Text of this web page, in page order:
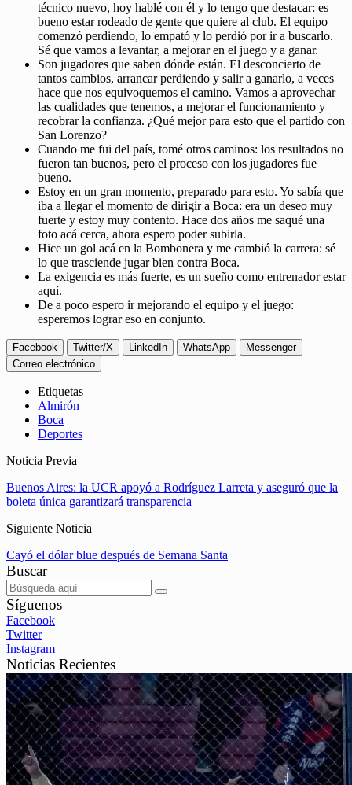
técnico nuevo, hoy hablé con él y lo tengo que destacar: es
bueno estar rodeado de gente que quiere al club. El equipo
comenzó perdiendo, lo empató y lo perdió por ir a buscarlo.
Sé que vamos a levantar, a mejorar en el juego y a ganar.
Son jugadores que saben dónde están. El desconcierto de
tantos cambios, arrancar perdiendo y salir a ganarlo, a veces
hace que nos equivoquemos el camino. Vamos a aprovechar
las cualidades que tenemos, a mejorar el funcionamiento y
recobrar la confianza. ¿Qué mejor para esto que el partido con
San Lorenzo?
Cuando me fui del país, tomé otros caminos: los resultados no
fueron tan buenos, pero el proceso con los jugadores fue
bueno.
Estoy en un gran momento, preparado para esto. Yo sabía que
iba a llegar el momento de dirigir a Boca: era un deseo muy
fuerte y estoy muy contento. Hace dos años me saqué una
foto acá cerca, ahora espero poder subirla.
Hice un gol acá en la Bombonera y me cambió la carrera: sé
lo que trasciende jugar bien contra Boca.
La exigencia es más fuerte, es un sueño como entrenador estar
aquí.
De a poco espero ir mejorando el equipo y el juego:
esperemos lograr eso en conjunto.
Facebook Twitter/X LinkedIn WhatsApp
Messenger
Correo electrónico
Etiquetas
Almirón
Boca
Deportes
Noticia Previa
Buenos Aires: la UCR apoyó a Rodríguez Larreta y aseguró que la
boleta única garantizará transparencia
Siguiente Noticia
Cayó el dólar blue después de Semana Santa
Buscar
Síguenos
Facebook
Twitter
Instagram
Noticias Recientes